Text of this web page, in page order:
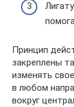
Принцип
закреплены
изменять
в любом
вокруг